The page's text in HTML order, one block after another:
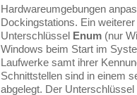
Hardwareumgebungen
Dockingstations. Ein
Unterschlüssel Enum (nur
Windows beim Start im
Laufwerke samt ihrer
Schnittstellen sind in einem
abgelegt. Der Unterschlüssel